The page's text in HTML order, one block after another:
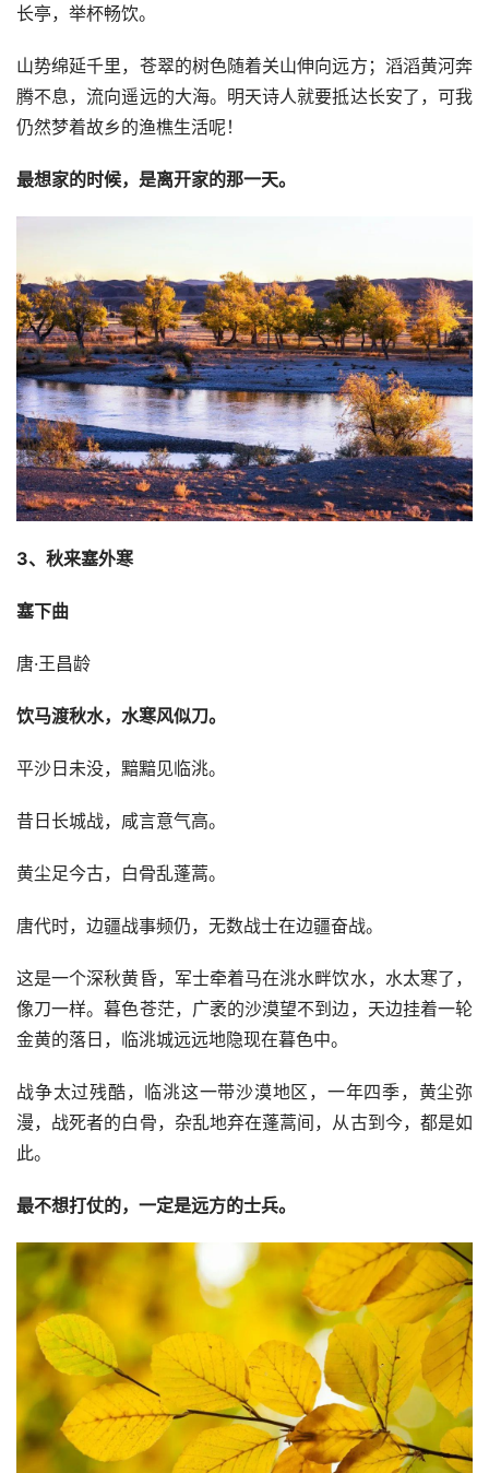
长亭，举杯畅饮。
山势绵延千里，苍翠的树色随着关山伸向远方；滔滔黄河奔
腾不息，流向遥远的大海。明天诗人就要抵达长安了，可我
仍然梦着故乡的渔樵生活呢！
最想家的时候，是离开家的那一天。
3、秋来塞外寒
塞下曲
唐·王昌龄
饮马渡秋水，水寒风似刀。
平沙日未没，黯黯见临洮。
昔日长城战，咸言意气高。
黄尘足今古，白骨乱蓬蒿。
唐代时，边疆战事频仍，无数战士在边疆奋战。
这是一个深秋黄昏，军士牵着马在洮水畔饮水，水太寒了，
像刀一样。暮色苍茫，广袤的沙漠望不到边，天边挂着一轮
金黄的落日，临洮城远远地隐现在暮色中。
战争太过残酷，临洮这一带沙漠地区，一年四季，黄尘弥
漫，战死者的白骨，杂乱地弃在蓬蒿间，从古到今，都是如
此。
最不想打仗的，一定是远方的士兵。